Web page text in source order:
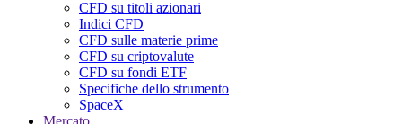
CFD su titoli azionari
Indici CFD
CFD sulle materie prime
CFD su criptovalute
CFD su fondi ETF
Specifiche dello strumento
SpaceX
Mercato